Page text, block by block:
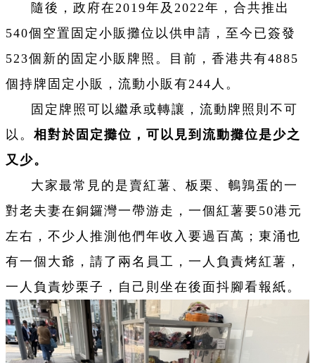
隨後，政府在2019年及2022年，合共推出
540個空置固定小販攤位以供申請，至今已簽發
523個新的固定小販牌照。目前，香港共有4885
個持牌固定小販，流動小販有244人。
固定牌照可以繼承或轉讓，流動牌照則不可
以。 相對於固定攤位，可以見到流動攤位是少之
又少。
大家最常見的是賣紅薯、板栗、鵪鶉蛋的一
對老夫妻在銅鑼灣一帶游走，一個紅薯要50港元
左右，不少人推測他們年收入要過百萬；東涌也
有一個大爺，請了兩名員工，一人負責烤紅薯，
一人負責炒栗子，自己則坐在後面抖腳看報紙。